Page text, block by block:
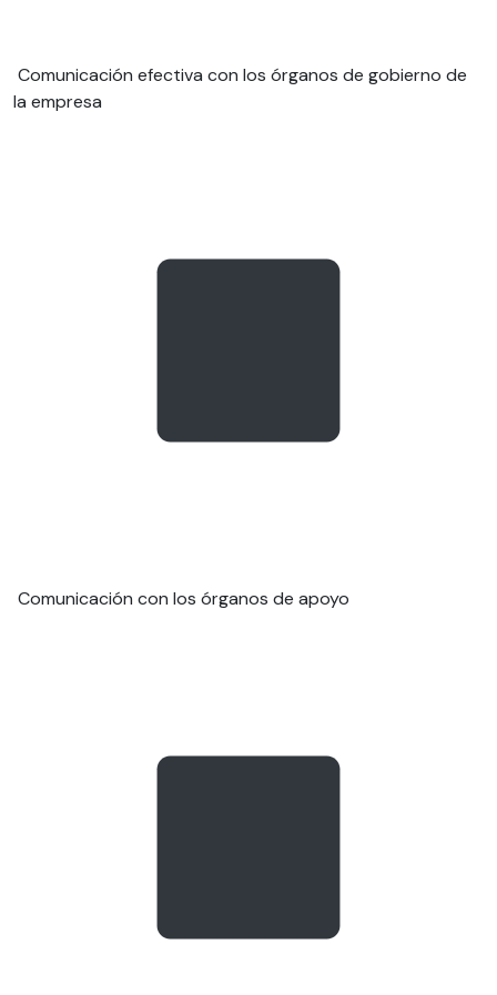
Comunicación efectiva con los órganos de gobierno de
la empresa
Comunicación con los órganos de apoyo